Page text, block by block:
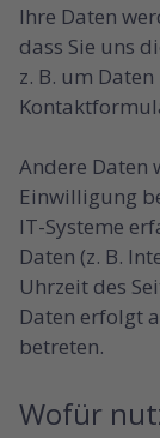
Ihre Daten
dass Sie uns
z. B. um
Andere Daten
Einwilligung
IT-Systeme
Daten (z. B.
Uhrzeit des
Daten erfolgt
betreten.
Wofür